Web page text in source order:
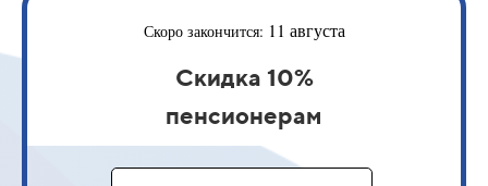
Скоро закончится: 11 августа
Скидка 10%
пенсионерам